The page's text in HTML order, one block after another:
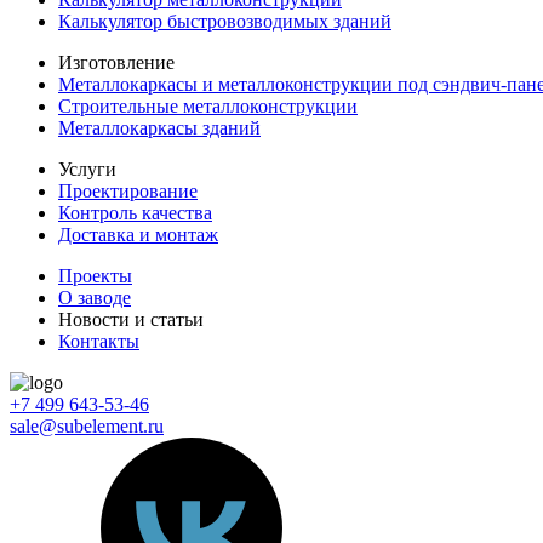
Калькулятор быстровозводимых зданий
Изготовление
Металлокаркасы и металлоконструкции под сэндвич-
Строительные металлоконструкции
Металлокаркасы зданий
Услуги
Проектирование
Контроль качества
Доставка и монтаж
Проекты
О заводе
Новости и статьи
Контакты
+7 499 643-53-46
sale@subelement.ru